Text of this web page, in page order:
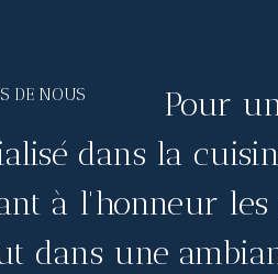
DE NOUS
Pour
dans la
à l'honneur les
dans une